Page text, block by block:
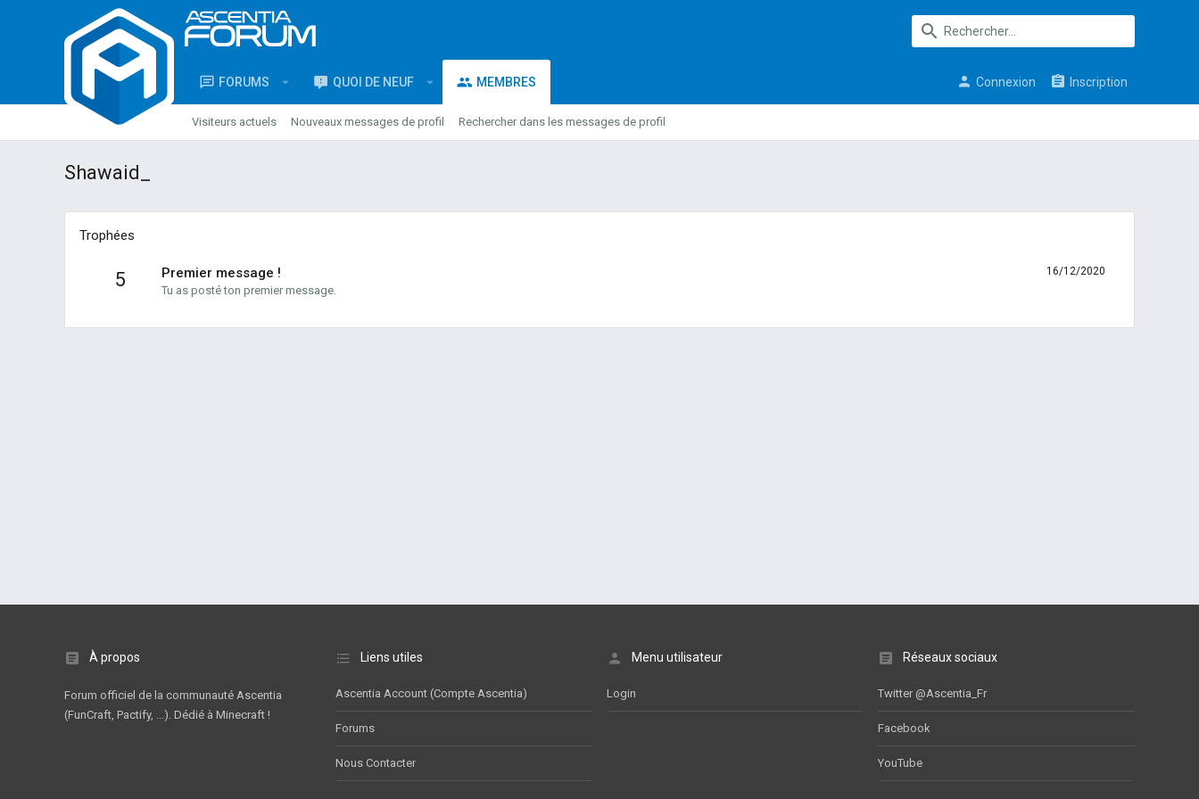
FORUMS QUOI DE NEUF MEMBRES Connexion Inscription
Visiteurs actuels Nouveaux messages de profil Rechercher dans les messages de profil
Shawaid_
Trophées
5 16/12/2020
Premier message !
Tu as posté ton premier message.
À propos
Forum officiel de la communauté Ascentia
(FunCraft, Pactify, ...). Dédié à Minecraft !
Liens utiles
Ascentia Account (Compte Ascentia)
Forums
Nous Contacter
Menu utilisateur
Login
Réseaux sociaux
Twitter @Ascentia_Fr
Facebook
YouTube